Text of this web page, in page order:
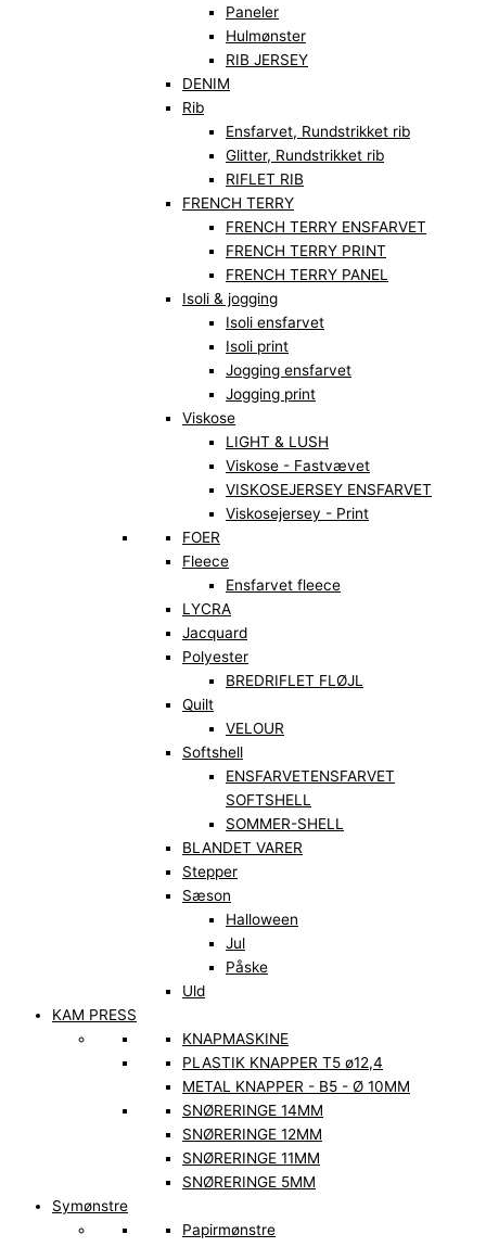
Paneler
Hulmønster
RIB JERSEY
DENIM
Rib
Ensfarvet, Rundstrikket rib
Glitter, Rundstrikket rib
RIFLET RIB
FRENCH TERRY
FRENCH TERRY ENSFARVET
FRENCH TERRY PRINT
FRENCH TERRY PANEL
Isoli & jogging
Isoli ensfarvet
Isoli print
Jogging ensfarvet
Jogging print
Viskose
LIGHT & LUSH
Viskose - Fastvævet
VISKOSEJERSEY ENSFARVET
Viskosejersey - Print
FOER
Fleece
Ensfarvet fleece
LYCRA
Jacquard
Polyester
BREDRIFLET FLØJL
Quilt
VELOUR
Softshell
ENSFARVETENSFARVET
SOFTSHELL
SOMMER-SHELL
BLANDET VARER
Stepper
Sæson
Halloween
Jul
Påske
Uld
KAM PRESS
KNAPMASKINE
PLASTIK KNAPPER T5 ø12,4
METAL KNAPPER - B5 - Ø 10MM
SNØRERINGE 14MM
SNØRERINGE 12MM
SNØRERINGE 11MM
SNØRERINGE 5MM
Symønstre
Papirmønstre